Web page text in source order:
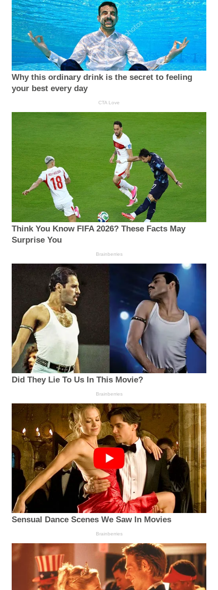
Why this ordinary drink is the secret to feeling
your best every day
CTA Love
Think You Know FIFA 2026? These Facts May
Surprise You
Brainberries
Did They Lie To Us In This Movie?
Brainberries
Sensual Dance Scenes We Saw In Movies
Brainberries